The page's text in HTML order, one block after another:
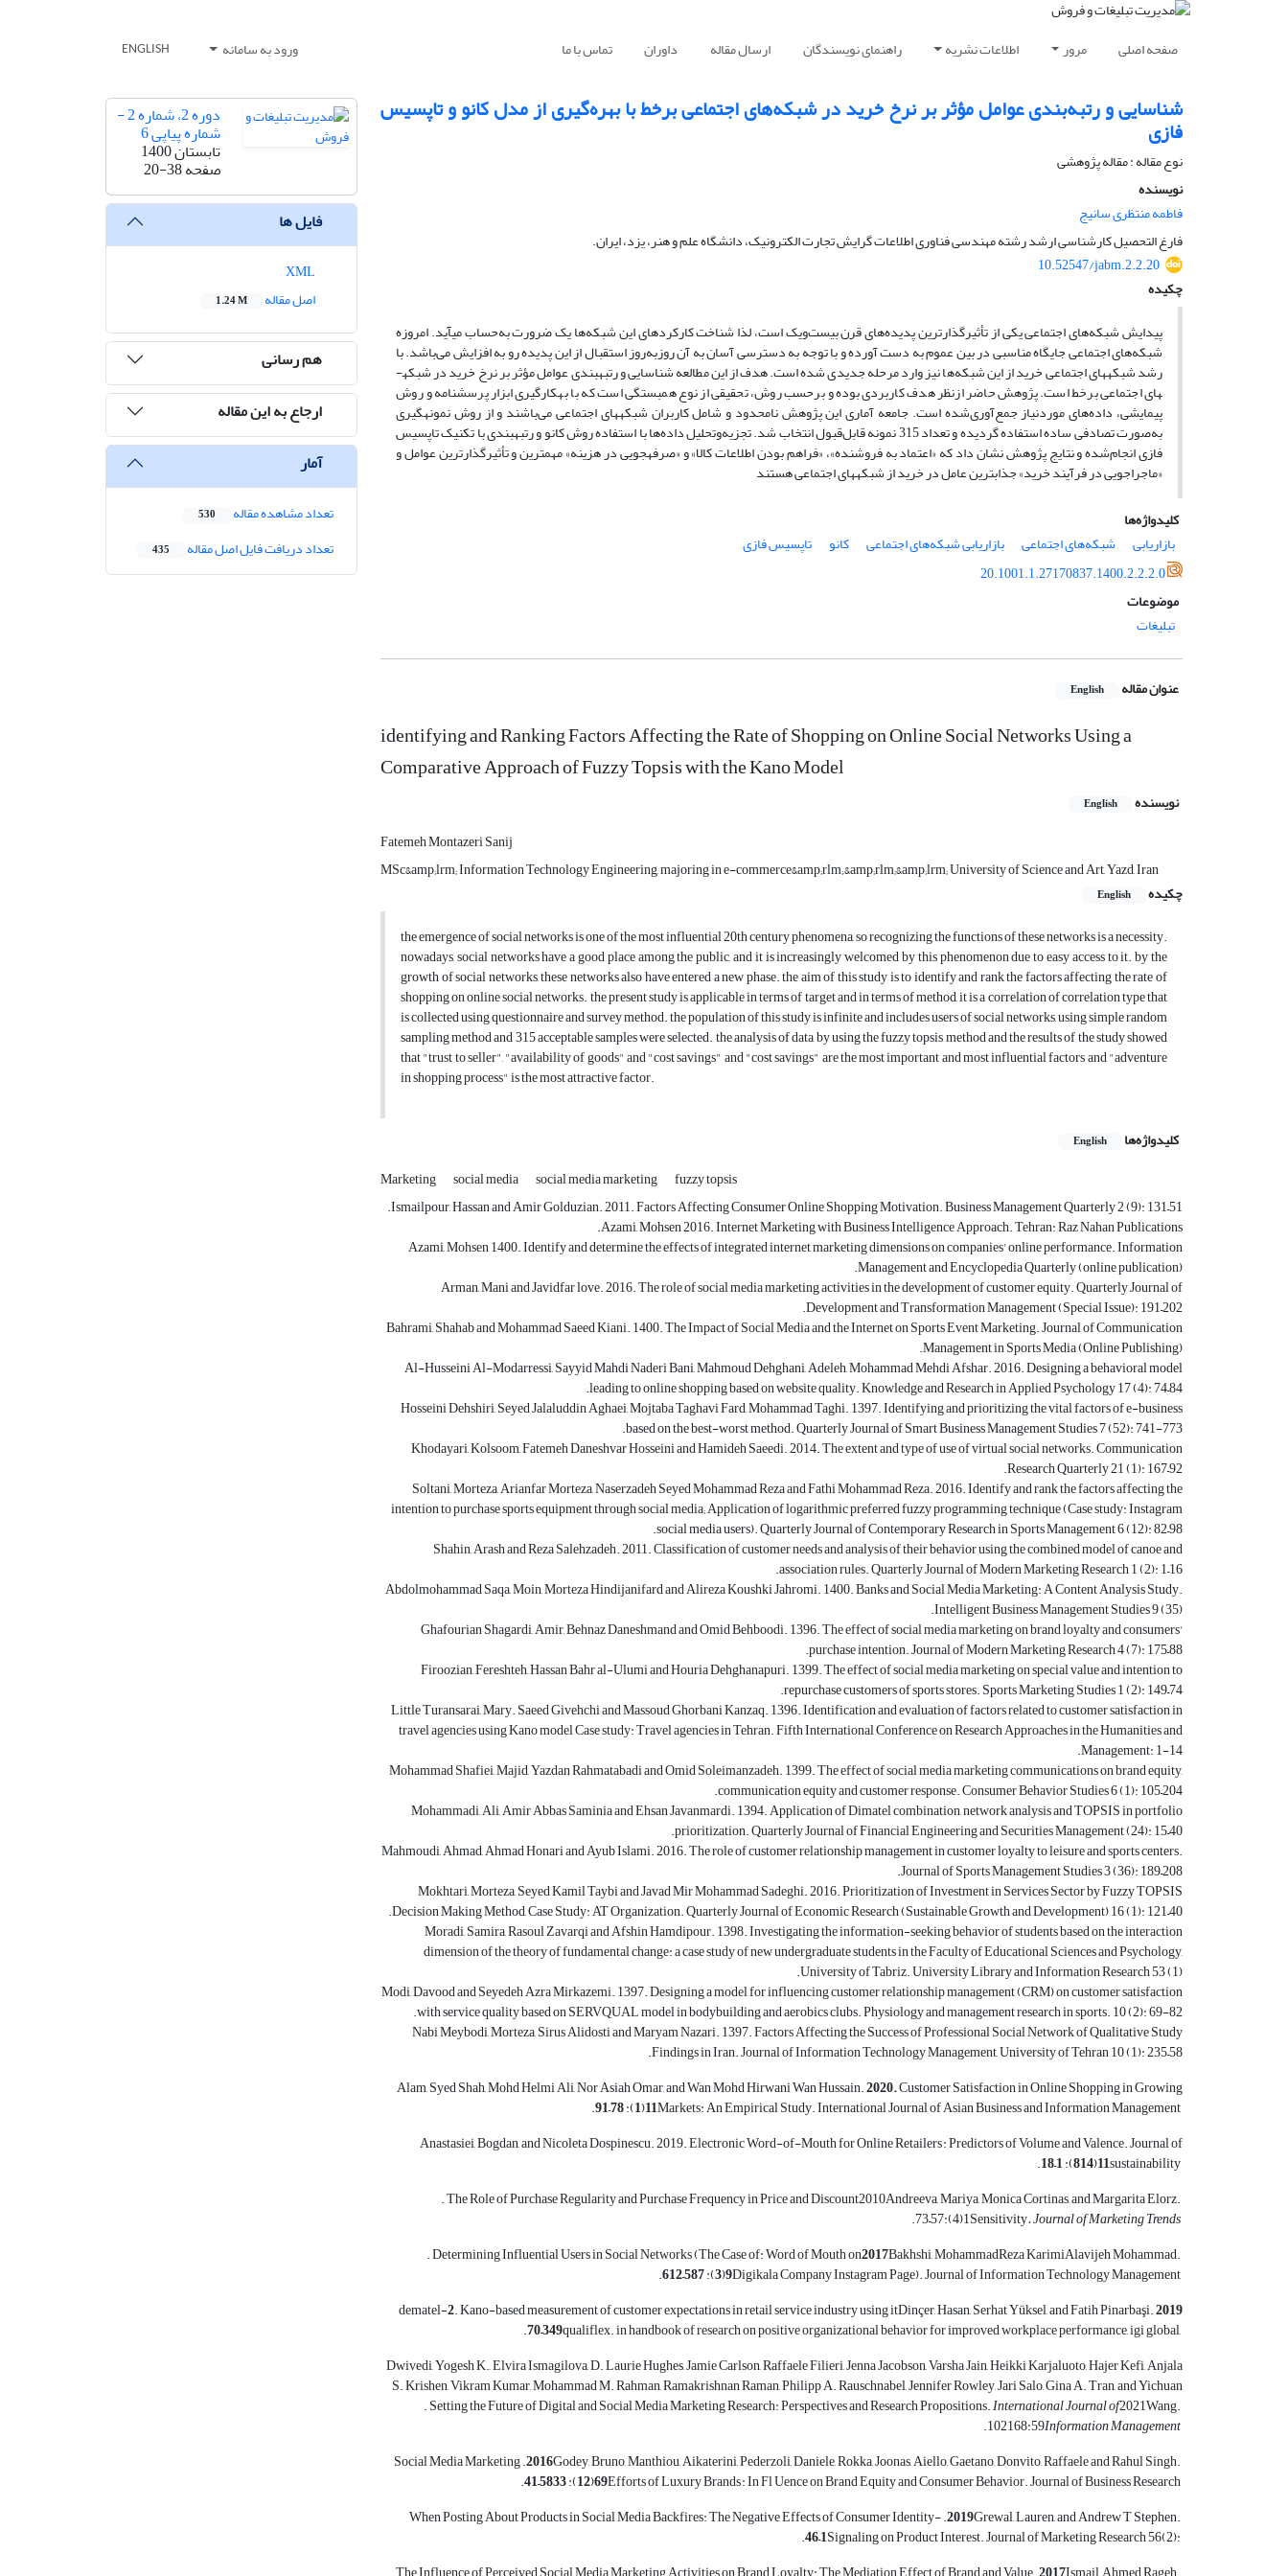
صفحه اصلی مرور اطلاعات نشریه راهنمای نویسندگان ارسال مقاله داوران تماس با ما ورود به سامانه ENGLISH
شناسایی و رتبه‌بندی عوامل مؤثر بر نرخ خرید در شبکه‌های اجتماعی برخط با بهره‌گیری از مدل کانو و تاپسیس
فازی
نوع مقاله : مقاله پژوهشی
نویسنده
فاطمه منتظری سانیج
فارغ التحصیل کارشناسی ارشد رشته مهندسی فناوری اطلاعات گرایش تجارت الکترونیک، دانشگاه علم و هنر، یزد، ایران.
10.52547/jabm.2.2.20
چکیده
پیدایش شبکه‌های اجتماعی یکی از تأثیرگذارترین پدیده‌های قرن بیست‌ویک است، لذا شناخت کارکردهای این شبکه‌ها یک ضرورت به‌حساب می­آید. امروزه
شبکه‌های اجتماعی جایگاه مناسبی در بین عموم به دست آورده و با توجه به دسترسی آسان به آن روزبه‌روز استقبال از این پدیده رو به افزایش می‌باشد. با
رشد شبکه­های اجتماعی خرید از این شبکه‌ها نیز وارد مرحله جدیدی شده است. هدف از این مطالعه شناسایی و رتبه­بندی عوامل مؤثر بر نرخ خرید در شبکه­
های اجتماعی برخط است. پژوهش حاضر ازنظر هدف کاربردی بوده و برحسب روش، تحقیقی از نوع همبستگی است که با به­کارگیری ابزار پرسشنامه و روش
پیمایشی، داده‌های موردنیاز جمع‌آوری‌شده است. جامعه آماری این پژوهش نامحدود و شامل کاربران شبکه­های اجتماعی می‌باشند و از روش نمونه­گیری
به‌صورت تصادفی ساده استفاده گردیده و تعداد 315 نمونه قابل‌قبول انتخاب شد. تجزیه‌وتحلیل داده­‌ها با استفاده روش کانو و رتبه­بندی با تکنیک تاپسیس
فازی انجام‌شده و نتایج پژوهش نشان داد که «اعتماد به فروشنده»، «فراهم بودن اطلاعات کالا» و «صرفه­جویی در هزینه» مهم­ترین و تأثیرگذارترین عوامل و
«ماجراجویی در فرآیند خرید» جذاب­ترین عامل در خرید از شبکه­های اجتماعی هستند
کلیدواژه‌ها
بازاریابی
شبکه‌های اجتماعی بازاریابی شبکه‌های اجتماعی کانو
تاپسیس فازی
20.1001.1.27170837.1400.2.2.2.0
موضوعات
تبلیغات
عنوان مقاله English
identifying and Ranking Factors Affecting the Rate of Shopping on Online Social Networks Using a
Comparative Approach of Fuzzy Topsis with the Kano Model
نویسنده English
Fatemeh Montazeri Sanij
MSc&amp;lrm; Information Technology Engineering, majoring in e-commerce&amp;rlm;,&amp;rlm;&amp;lrm; University of Science and Art, Yazd, Iran
چکیده
English
the emergence of social networks is one of the most influential 20th century phenomena, so recognizing the functions of these networks is a necessity.
nowadays, social networks have a good place among the public, and it is increasingly welcomed by this phenomenon due to easy access to it. by the
growth of social networks, these networks also have entered a new phase. the aim of this study is to identify and rank the factors affecting the rate of
shopping on online social networks. the present study is applicable in terms of target and in terms of method, it is a correlation of correlation type that
is collected using questionnaire and survey method. the population of this study is infinite and includes users of social networks, using simple random
sampling method and 315 acceptable samples were selected. the analysis of data by using the fuzzy topsis method and the results of the study showed
that "trust to seller", "availability of goods" and "cost savings" and "cost savings" are the most important and most influential factors and "adventure
in shopping process" is the most attractive factor.
کلیدواژه‌ها English
Marketing social media social media marketing
fuzzy topsis
Ismailpour, Hassan and Amir Golduzian. 2011. Factors Affecting Consumer Online Shopping Motivation. Business Management Quarterly 2 (9): 131–51.
Azami, Mohsen 2016. Internet Marketing with Business Intelligence Approach. Tehran: Raz Nahan Publications.
Azami, Mohsen 1400. Identify and determine the effects of integrated internet marketing dimensions on companies' online performance. Information
Management and Encyclopedia Quarterly (online publication).
Arman, Mani and Javidfar love. 2016. The role of social media marketing activities in the development of customer equity. Quarterly Journal of
Development and Transformation Management (Special Issue): 191–202.
Bahrami, Shahab and Mohammad Saeed Kiani. 1400. The Impact of Social Media and the Internet on Sports Event Marketing. Journal of Communication
Management in Sports Media (Online Publishing).
Al-Husseini Al-Modarressi, Sayyid Mahdi Naderi Bani, Mahmoud Dehghani, Adeleh, Mohammad Mehdi Afshar. 2016. Designing a behavioral model
leading to online shopping based on website quality. Knowledge and Research in Applied Psychology 17 (4): 74–84.
Hosseini Dehshiri, Seyed Jalaluddin Aghaei, Mojtaba Taghavi Fard, Mohammad Taghi. 1397. Identifying and prioritizing the vital factors of e-business
based on the best-worst method. Quarterly Journal of Smart Business Management Studies 7 (52): 741-773.
Khodayari, Kolsoom, Fatemeh Daneshvar Hosseini and Hamideh Saeedi. 2014. The extent and type of use of virtual social networks. Communication
Research Quarterly 21 (1): 167–92.
Soltani, Morteza, Arianfar Morteza, Naserzadeh Seyed Mohammad Reza and Fathi Mohammad Reza. 2016. Identify and rank the factors affecting the
intention to purchase sports equipment through social media; Application of logarithmic preferred fuzzy programming technique (Case study: Instagram
social media users). Quarterly Journal of Contemporary Research in Sports Management 6 (12): 82–98.
Shahin, Arash and Reza Salehzadeh. 2011. Classification of customer needs and analysis of their behavior using the combined model of canoe and
association rules. Quarterly Journal of Modern Marketing Research 1 (2): 1–16.
Abdolmohammad Saqa, Moin, Morteza Hindijanifard and Alireza Koushki Jahromi. 1400. Banks and Social Media Marketing: A Content Analysis Study.
Intelligent Business Management Studies 9 (35).
Ghafourian Shagardi, Amir, Behnaz Daneshmand and Omid Behboodi. 1396. The effect of social media marketing on brand loyalty and consumers'
purchase intention. Journal of Modern Marketing Research 4 (7): 175–88.
Firoozian, Fereshteh, Hassan Bahr al-Ulumi and Houria Dehghanapuri. 1399. The effect of social media marketing on special value and intention to
repurchase customers of sports stores. Sports Marketing Studies 1 (2): 149–74.
Little Turansarai, Mary. Saeed Givehchi and Massoud Ghorbani Kanzaq. 1396. Identification and evaluation of factors related to customer satisfaction in
travel agencies using Kano model Case study: Travel agencies in Tehran. Fifth International Conference on Research Approaches in the Humanities and
Management: 1-14.
Mohammad Shafiei, Majid, Yazdan Rahmatabadi and Omid Soleimanzadeh. 1399. The effect of social media marketing communications on brand equity,
communication equity and customer response. Consumer Behavior Studies 6 (1): 105–204.
Mohammadi, Ali, Amir Abbas Saminia and Ehsan Javanmardi. 1394. Application of Dimatel combination, network analysis and TOPSIS in portfolio
prioritization. Quarterly Journal of Financial Engineering and Securities Management (24): 15–40.
Mahmoudi, Ahmad, Ahmad Honari and Ayub Islami. 2016. The role of customer relationship management in customer loyalty to leisure and sports centers.
Journal of Sports Management Studies 3 (36): 189–208.
Mokhtari, Morteza, Seyed Kamil Taybi and Javad Mir Mohammad Sadeghi. 2016. Prioritization of Investment in Services Sector by Fuzzy TOPSIS
Decision Making Method, Case Study: AT Organization. Quarterly Journal of Economic Research (Sustainable Growth and Development) 16 (1): 121–40.
Moradi, Samira, Rasoul Zavarqi and Afshin Hamdipour. 1398. Investigating the information-seeking behavior of students based on the interaction
dimension of the theory of fundamental change: a case study of new undergraduate students in the Faculty of Educational Sciences and Psychology,
University of Tabriz. University Library and Information Research 53 (1).
Modi, Davood and Seyedeh Azra Mirkazemi. 1397. Designing a model for influencing customer relationship management (CRM) on customer satisfaction
with service quality based on SERVQUAL model in bodybuilding and aerobics clubs. Physiology and management research in sports. 10 (2): 69-82.
Nabi Meybodi, Morteza, Sirus Alidosti and Maryam Nazari. 1397. Factors Affecting the Success of Professional Social Network of Qualitative Study
Findings in Iran. Journal of Information Technology Management, University of Tehran 10 (1): 235–58.
Alam, Syed Shah, Mohd Helmi Ali, Nor Asiah Omar, and Wan Mohd Hirwani WanHussain.2020.Customer Satisfaction in Online Shopping in Growing
Markets:An Empirical Study.International Journal of Asian Business and InformationManagement
(
):
–
.
Anastasiei, Bogdan, and Nicoleta Dospinescu. 2019. Electronic Word-of-Mouth forOnline Retailers : Predictors of Volume and Valence. Journal of
sustainability
(
):
–
.
Andreeva, Mariya, Monica Cortinas, and Margarita Elorz. ‎‏2010‏‎. The Role of Purchase ‎Regularity and Purchase Frequency in Price and Discount
Sensitivity. Journal of MarketingTrends
Bakhshi, MohammadReza KarimiAlavijeh Mohammad.
. DeterminingInfluential Users in Social Networks (The Case of: Word of Mouth on
DigikalaCompany Instagram Page). Journal of Information Technology Management
(
):
–
.
Dinçer, Hasan, Serhat Yüksel, and Fatih Pinarbaşi.2019‏‎
. Kano-basedmeasurement ofcustomer expectations in retail service industry using it
dematel-
qualiflex. inhandbook of research on positive organizationalbehavior for improved workplaceperformance, igi global,
–
.
Dwivedi, Yogesh K., Elvira Ismagilova, D. Laurie Hughes, Jamie Carlson, Raffaele Filieri, Jenna ‎Jacobson, Varsha Jain, Heikki Karjaluoto, Hajer Kefi, Anjala
S. Krishen, Vikram Kumar, ‎Mohammad M. Rahman, Ramakrishnan Raman, Philipp A. Rauschnabel, Jennifer Rowley, ‎Jari Salo, Gina A. Tran, and Yichuan
Wang. ‎‏2021‏‎. Setting the Future of Digital and Social ‎Media Marketing Research: Perspectives and Research Propositions.
International Journalof
Information Management
Godey, Bruno, Manthiou, Aikaterini, Pederzoli, Daniele, Rokka, Joonas, Aiello, Gaetano, Donvito, Raffaele and Rahul Singh.
. Social Media Marketing
Efforts of Luxury Brands : In FlUence on Brand Equity and Consumer Behavior. Journal of Business Research
(
):
–
.
Grewal, Lauren, and Andrew T Stephen.
. When Posting About Products in
Social Media Backfires: The Negative Effects of Consumer Identity-
Signaling onProduct Interest. Journal of Marketing Research 56(2):
–
.
دوره 2، شماره 2 -
شماره پیاپی 6
تابستان 1400
صفحه20-38
فایل ها
اصل مقاله
1.24 M
هم رسانی
ارجاع به این مقاله
آمار
تعداد مشاهده مقاله 530
تعداد دریافت فایل اصل مقاله 435